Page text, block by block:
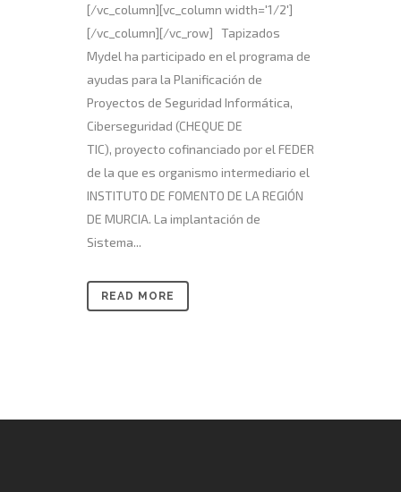
[/vc_column][vc_column width='1/2']
[/vc_column][/vc_row] Tapizados
Mydel ha participado en el programa de
ayudas para la Planificación de
Proyectos de Seguridad Informática,
Ciberseguridad (CHEQUE DE
TIC), proyecto cofinanciado por el FEDER
de la que es organismo intermediario el
INSTITUTO DE FOMENTO DE LA REGIÓN
DE MURCIA. La implantación de
Sistema...
READ MORE